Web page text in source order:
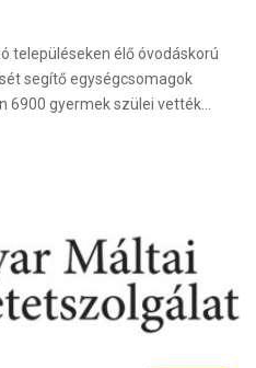
településeken élő óvodáskorú
segítő egységcsomagok
6900 gyermek szülei vették…